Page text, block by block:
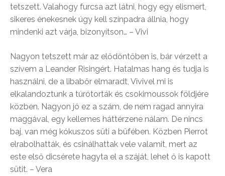
tetszett. Valahogy furcsa azt látni, hogy egy elismert,
sikeres énekesnek úgy kell színpadra állnia, hogy
mindenki azt várja, bizonyítson… – Vivi
Nagyon tetszett már az elődöntőben is, bár vérzett a
szívem a Leander Risingért. Hatalmas hang és tudja is
használni, de a libabőr elmaradt, Vivivel mi is
elkalandoztunk a túrótorták és csokimoussok földjére
közben. Nagyon jó ez a szám, de nem ragad annyira
maggával, egy kellemes háttérzene nálam. De nincs
baj, van még kókuszos süti a büfében. Közben Pierrot
elrabolhatták, és csinálhattak vele valamit, mert az
este első dicsérete hagyta el a száját, lehet ő is kapott
sütit. – Vera